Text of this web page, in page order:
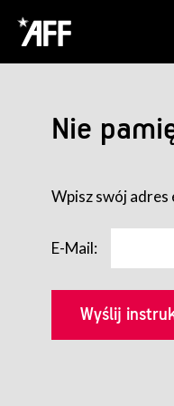
Nie
Wpisz swój adres
E-Mail: